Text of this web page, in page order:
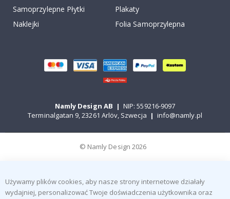
Samoprzylepne Płytki
Plakaty
Naklejki
Folia Samoprzylepna
Namly Design AB | NIP: 559216-9097
Terminalgatan 9, 23261 Arlöv, Szwecja | info@namly.pl
© Namly Design 2026
Używamy plików cookies, aby nasze strony internetowe działały
wydajniej, personalizować Twoje doświadczenia użytkownika oraz